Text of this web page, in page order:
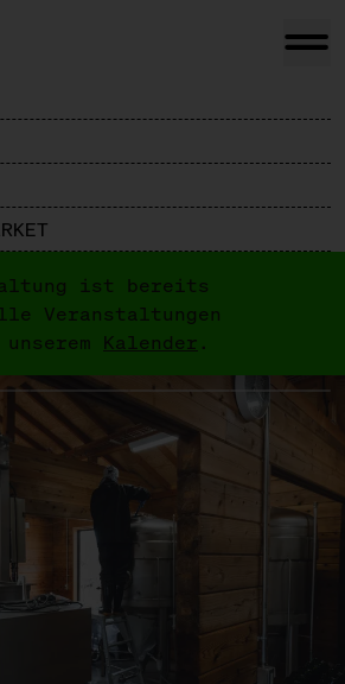
ist bereits
Veranstaltungen
Kalender .